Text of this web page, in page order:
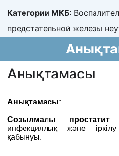
Категории МКБ:
предстательной железы
Анықтамасы
Анықтамасы:
Созылмалы простатит-
инфекциялық жəне
қабынуы.